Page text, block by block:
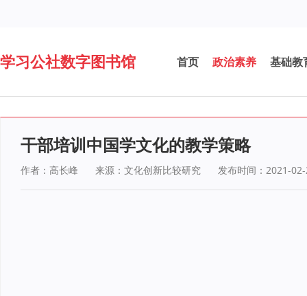
学习公社数字图书馆 首页 政治素养 基础教
干部培训中国学文化的教学策略
作者：高长峰 来源：文化创新比较研究 发布时间：2021-